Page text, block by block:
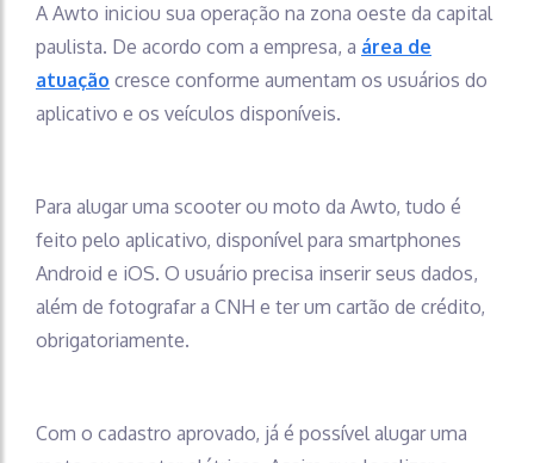
A Awto iniciou sua operação na zona oeste da capital
paulista. De acordo com a empresa, a área de
atuação cresce conforme aumentam os usuários do
aplicativo e os veículos disponíveis.
Para alugar uma scooter ou moto da Awto, tudo é
feito pelo aplicativo, disponível para smartphones
Android e iOS. O usuário precisa inserir seus dados,
além de fotografar a CNH e ter um cartão de crédito,
obrigatoriamente.
Com o cadastro aprovado, já é possível alugar uma